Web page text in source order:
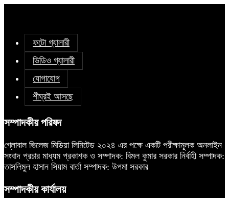
ফটো গ্যালারী
ভিডিও গ্যালারী
যোগাযোগ
শীঘ্রই আসছে
সম্পাদকীয় পরিষদ
গ্লোবাল ভিলেজ মিডিয়া লিমিটেড ২০২৪ এর পক্ষে একটি পরীক্ষামূলক অনলাইন
সংবাদ প্রচার মাধ্যম প্রকাশক ও সম্পাদক: বিমল কুমার সরকার নির্বাহী সম্পাদক:
তাসলিমুল হাসান সিয়াম বার্তা সম্পাদক: উপমা সরকার
সম্পাদকীয় কার্যালয়